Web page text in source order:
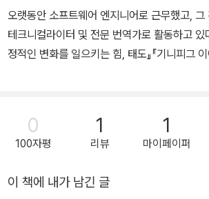
오랫동안 소프트웨어 엔지니어로 근무했고,
테크니컬라이터 및 전문 번역가로 활동하고 있
정적인 변화를 일으키는 힘, 태도』『기니피그 이
0
100자평
1
리뷰
1
마이페이퍼
이 책에 내가 남긴 글